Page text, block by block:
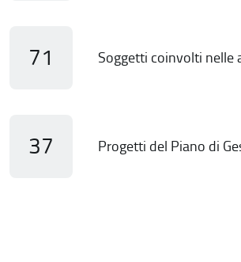
71 Soggetti coinvolti nelle
37 Progetti del Piano di